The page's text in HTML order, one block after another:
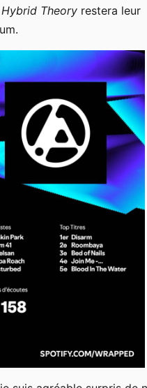
Hybrid Theory restera leur